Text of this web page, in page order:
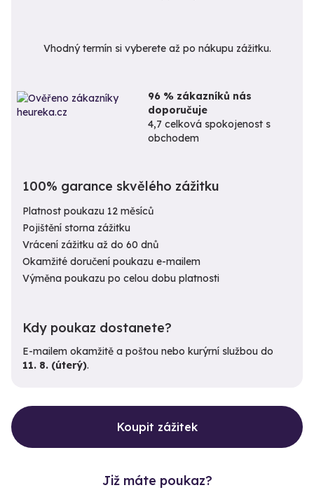
Vhodný termín si vyberete až po nákupu zážitku.
96 % zákazníků nás
doporučuje
4,7 celková spokojenost s
obchodem
100% garance skvělého zážitku
Platnost poukazu 12 měsíců
Pojištění storna zážitku
Vrácení zážitku až do 60 dnů
Okamžité doručení poukazu e-mailem
Výměna poukazu po celou dobu platnosti
Kdy poukaz dostanete?
E-mailem okamžitě a poštou nebo kurýrní službou do
11. 8. (úterý).
Koupit zážitek
Již máte poukaz?